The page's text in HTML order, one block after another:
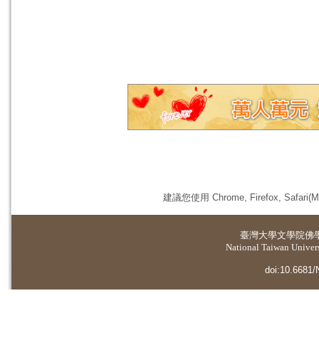
建議您使用 Chrome, Firefox,
臺灣大學文學院佛
National Taiwan
doi:10.6681/